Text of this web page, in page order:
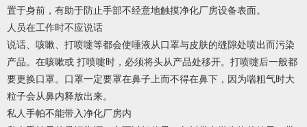
置于身前，有助于防止手部不经意地触摸净化厂房设备表面。
人员在工作时不应说话
说话、咳嗽、打喷嚏等都会使唾液从口罩与皮肤的缝隙处喷出而污染
产品。在咳嗽或 打喷嚏时，必须将头从产品处移开。打喷嚏后一般都
要更换口罩。口罩一定要罩在鼻子上而不得在鼻下，因为喘粗气时大
粒子会从鼻内释放出来。
私人手帕不能带入净化厂房内